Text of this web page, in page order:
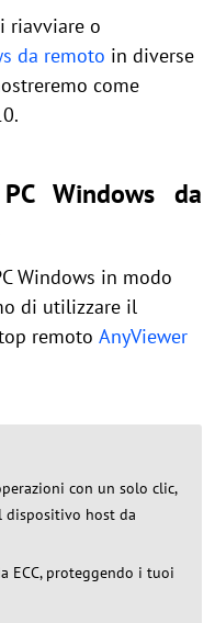
riavviare o
da remoto in diverse
come
Windows da
Windows in modo
di utilizzare il
remoto AnyViewer
con un solo clic,
dispositivo host da
ECC, proteggendo i tuoi